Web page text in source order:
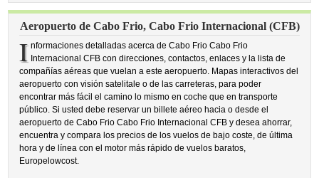
Aeropuerto de Cabo Frio, Cabo Frio Internacional (CFB)
I nformaciones detalladas acerca de Cabo Frio Cabo Frio
Internacional CFB con direcciones, contactos, enlaces y la lista de
compañías aéreas que vuelan a este aeropuerto. Mapas interactivos del
aeropuerto con visión satelitale o de las carreteras, para poder
encontrar más fácil el camino lo mismo en coche que en transporte
público. Si usted debe reservar un billete aéreo hacia o desde el
aeropuerto de Cabo Frio Cabo Frio Internacional CFB y desea ahorrar,
encuentra y compara los precios de los vuelos de bajo coste, de última
hora y de línea con el motor más rápido de vuelos baratos,
Europelowcost.